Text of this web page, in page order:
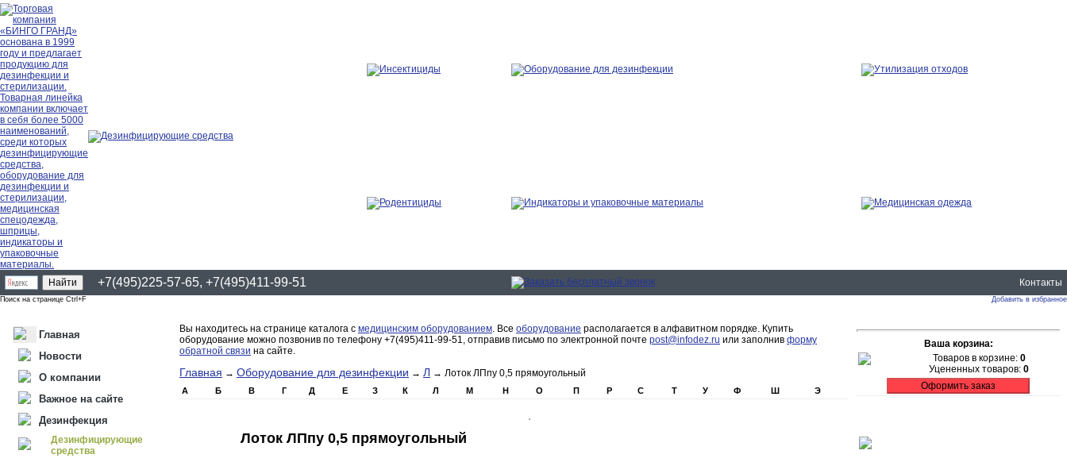
+7(495)225-57-65, +7(495)411-99-51 Контакты
Поиск на странице Ctrl+F Добавить в избранное
Главная
Новости
О компании
Важное на сайте
Дезинфекция
Дезинфицирующие
средства
Вы находитесь на странице каталога с медицинским оборудованием. Все оборудование располагается в алфавитном порядке. Купить
оборудование можно позвонив по телефону +7(495)411-99-51, отправив письмо по электронной почте post@infodez.ru или заполнив форму
обратной связи на сайте.
Главная → Оборудование для дезинфекции → Л → Лоток ЛПпу 0,5 прямоугольный
А Б В Г Д Е З К Л М Н О П Р С Т У Ф Ш Э
Лоток ЛПпу 0,5 прямоугольный
Ваша корзина:
Товаров в корзине: 0
Уцененных товаров: 0